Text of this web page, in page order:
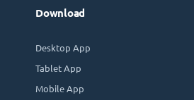
Download
Desktop App
Tablet App
Mobile App